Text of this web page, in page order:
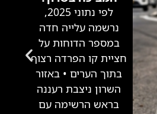
לפי נתוני 2025,
נרשמה עלייה חדה
במספר הדוחות על
חציית קו הפרדה רצוף
בתוך הערים • באזור
השרון ניצבת רעננה
בראש הרשימה עם